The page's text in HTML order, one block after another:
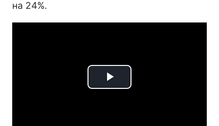
на 24%.
Play